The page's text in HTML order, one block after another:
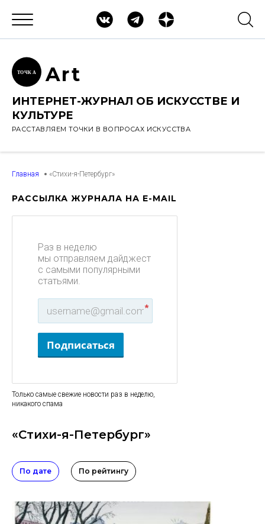
ТОЧК А Art
ИНТЕРНЕТ-ЖУРНАЛ ОБ ИСКУССТВЕ И
КУЛЬТУРЕ
РАССТАВЛЯЕМ ТОЧКИ В ВОПРОСАХ ИСКУССТВА
Главная «Стихи-я-Петербург»
РАССЫЛКА ЖУРНАЛА НА E-MAIL
Раз в неделю
мы отправляем дайджест
с самыми популярными
статьями.
*
Подписаться
Только самые свежие новости раз в неделю,
никакого спама
«Стихи-я-Петербург»
По дате По рейтингу